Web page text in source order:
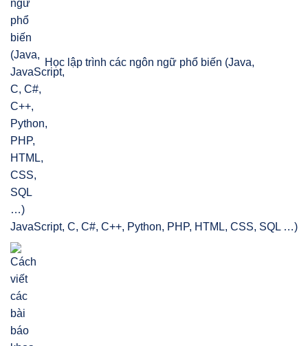
Học lập trình các ngôn ngữ phổ biến (Java,
JavaScript, C, C#, C++, Python, PHP, HTML, CSS, SQL …)